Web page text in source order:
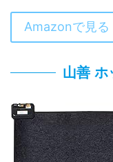
Amazonで見る
山善 ホ